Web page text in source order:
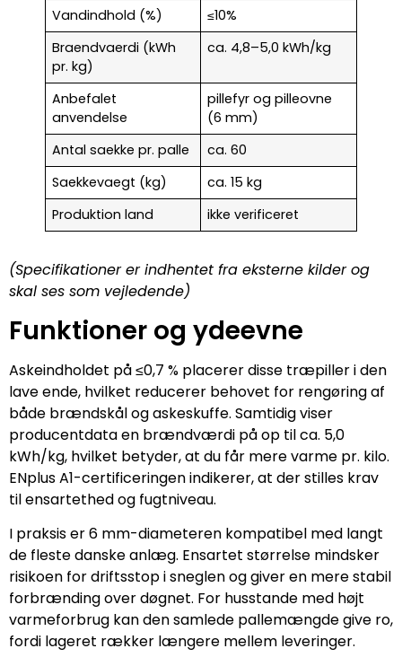
Vandindhold (%)
≤10%
Braendvaerdi (kWh
pr. kg)
ca. 4,8–5,0 kWh/kg
Anbefalet
anvendelse
pillefyr og pilleovne
(6 mm)
Antal saekke pr. palle
ca. 60
Saekkevaegt (kg)
ca. 15 kg
Produktion land
ikke verificeret
(Specifikationer er indhentet fra eksterne kilder og
skal ses som vejledende)
Funktioner og ydeevne
Askeindholdet på ≤0,7 % placerer disse træpiller i den
lave ende, hvilket reducerer behovet for rengøring af
både brændskål og askeskuffe. Samtidig viser
producentdata en brændværdi på op til ca. 5,0
kWh/kg, hvilket betyder, at du får mere varme pr. kilo.
ENplus A1-certificeringen indikerer, at der stilles krav
til ensartethed og fugtniveau.
I praksis er 6 mm-diameteren kompatibel med langt
de fleste danske anlæg. Ensartet størrelse mindsker
risikoen for driftsstop i sneglen og giver en mere stabil
forbrænding over døgnet. For husstande med højt
varmeforbrug kan den samlede pallemængde give ro,
fordi lageret rækker længere mellem leveringer.